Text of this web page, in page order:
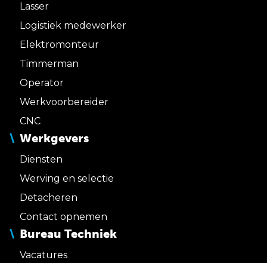
Lasser
Logistiek medewerker
Elektromonteur
Timmerman
Operator
Werkvoorbereider
CNC
Werkgevers
Diensten
Werving en selectie
Detacheren
Contact opnemen
Bureau Techniek
Vacatures